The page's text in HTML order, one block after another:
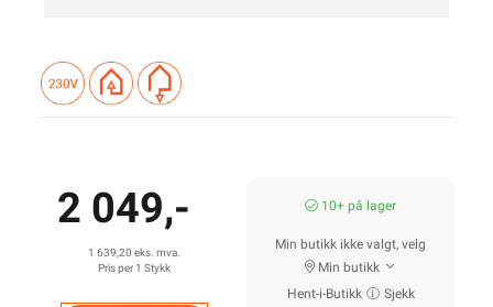
2 049,-
1 639,20 eks. mva.
Pris per 1 Stykk
10+ på lager
Min butikk ikke valgt, velg
Min butikk
Hent-i-Butikk
Sjekk